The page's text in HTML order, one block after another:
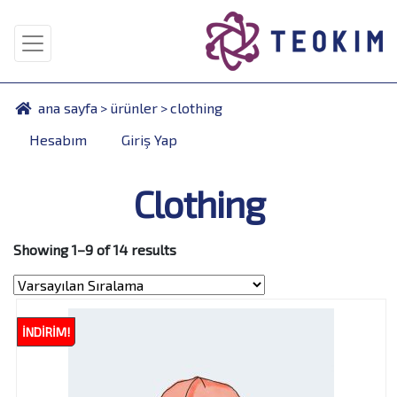
ana sayfa > ürünler >clothing
Hesabım
Giriş Yap
Clothing
Showing 1–9 of 14 results
İNDIRIM!